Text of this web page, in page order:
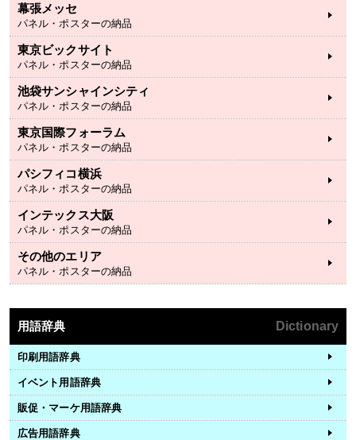
幕張メッセ
パネル・ポスターの納品
東京ビックサイト
パネル・ポスターの納品
池袋サンシャインシティ
パネル・ポスターの納品
東京国際フォーラム
パネル・ポスターの納品
パシフィコ横浜
パネル・ポスターの納品
インテックス大阪
パネル・ポスターの納品
その他のエリア
パネル・ポスターの納品
用語辞典 Dictionary
印刷用語辞典
イベント用語辞典
販促・マーケ用語辞典
広告用語辞典